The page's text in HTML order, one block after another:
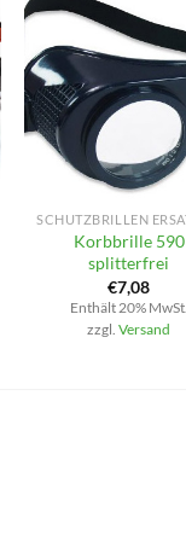
Korbbrille 590
splitterfrei
€7,08
Enthält 20% MwSt.
zzgl.Versand